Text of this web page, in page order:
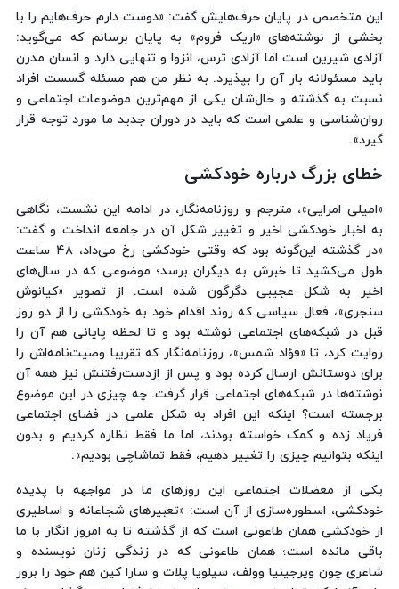
این متخصص در پایان حرف‌هایش گفت: «دوست دارم حرف‌هایم را با
بخشی از نوشته‌های «اریک فروم» به پایان برسانم که می‌گوید:
آزادی شیرین است اما آزادی ترس، انزوا و تنهایی دارد و انسان مدرن
باید مسئولانه بار آن را بپذیرد. به نظر من هم مسئله گسست افراد
نسبت به گذشته و حال‌شان یکی از مهم‌ترین موضوعات اجتماعی و
روان‌شناسی و علمی است که باید در دوران جدید ما مورد توجه قرار
گیرد».
خطای بزرگ درباره خودکشی
«امیلی امرایی»، مترجم و روزنامه‌نگار، در ادامه این نشست، نگاهی
به اخبار خودکشی اخیر و تغییر شکل آن در جامعه انداخت و گفت:
«در گذشته این‌گونه بود که وقتی خودکشی رخ می‌داد، ۴۸ ساعت
طول می‌کشید تا خبرش به دیگران برسد؛ موضوعی که در سال‌های
اخیر به شکل عجیبی دگرگون شده است. از تصویر «کیانوش
سنجری»، فعال سیاسی که روند اقدام خود به خودکشی را از دو روز
قبل در شبکه‌های اجتماعی نوشته بود و تا لحظه پایانی هم آن را
روایت کرد، تا «فؤاد شمس»، روزنامه‌نگار که تقریبا وصیت‌نامه‌اش را
برای دوستانش ارسال کرده بود و پس از ازدست‌رفتنش نیز همه آن
نوشته‌ها در شبکه‌های اجتماعی قرار گرفت. چه چیزی در این موضوع
برجسته است؟ اینکه این افراد به شکل علمی در فضای اجتماعی
فریاد زده و کمک خواسته بودند، اما ما فقط نظاره کردیم و بدون
اینکه بتوانیم چیزی را تغییر دهیم، فقط تماشاچی بودیم».
یکی از معضلات اجتماعی این روزهای ما در مواجهه با پدیده
خودکشی، اسطوره‌سازی از آن است: «تعبیرهای شجاعانه و اساطیری
از خودکشی همان طاعونی است که از گذشته تا به امروز انگار با ما
باقی مانده است؛ همان طاعونی که در زندگی زنان نویسنده و
شاعری چون ویرجینیا وولف، سیلویا پلات و سارا کین هم خود را بروز